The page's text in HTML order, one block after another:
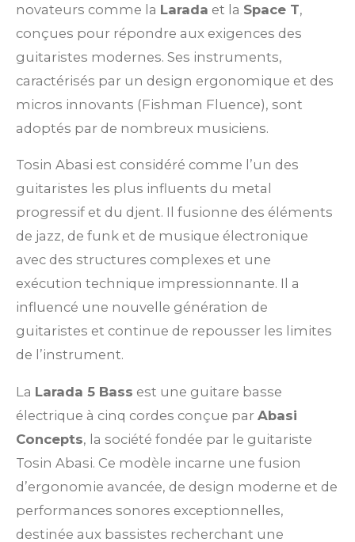
novateurs comme la Larada et la Space T,
conçues pour répondre aux exigences des
guitaristes modernes. Ses instruments,
caractérisés par un design ergonomique et des
micros innovants (Fishman Fluence), sont
adoptés par de nombreux musiciens.
Tosin Abasi est considéré comme l’un des
guitaristes les plus influents du metal
progressif et du djent. Il fusionne des éléments
de jazz, de funk et de musique électronique
avec des structures complexes et une
exécution technique impressionnante. Il a
influencé une nouvelle génération de
guitaristes et continue de repousser les limites
de l’instrument.
La Larada 5 Bass est une guitare basse
électrique à cinq cordes conçue par Abasi
Concepts, la société fondée par le guitariste
Tosin Abasi. Ce modèle incarne une fusion
d’ergonomie avancée, de design moderne et de
performances sonores exceptionnelles,
destinée aux bassistes recherchant une